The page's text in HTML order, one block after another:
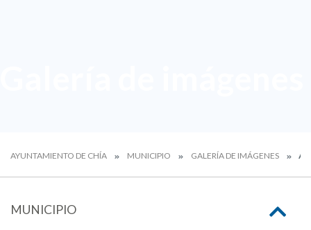
AYUNTAMIENTO DE CHÍA MUNICIPIO GALERÍA DE IMÁGENES
MUNICIPIO